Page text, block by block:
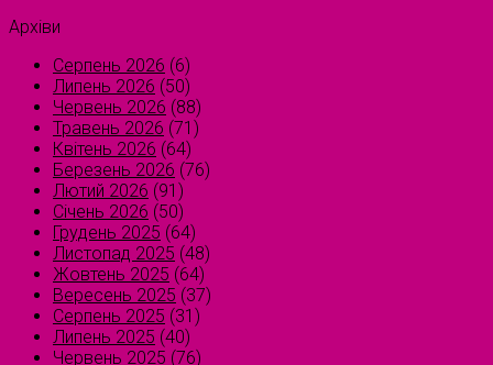
Архіви
Серпень 2026 (6)
Липень 2026 (50)
Червень 2026 (88)
Травень 2026 (71)
Квітень 2026 (64)
Березень 2026 (76)
Лютий 2026 (91)
Січень 2026 (50)
Грудень 2025 (64)
Листопад 2025 (48)
Жовтень 2025 (64)
Вересень 2025 (37)
Серпень 2025 (31)
Липень 2025 (40)
Червень 2025 (76)